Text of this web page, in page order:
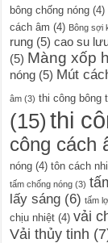
bông chống nóng (4)
cách âm (4) Bông sợi
rung (5) cao su
(5) Màng xốp
nóng (5) Mút
âm (3) thi công bông
(15) thi
công cách
nóng (4) tôn cách
tấm chống nóng (3)
lấy sáng (6) tấm
chịu nhiệt (4) vải
Vải thủy tinh